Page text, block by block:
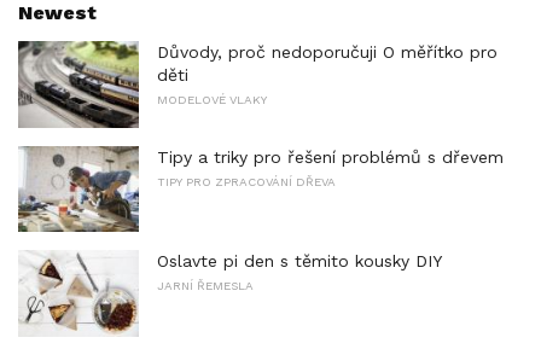
Newest
Důvody, proč nedoporučuji O měřítko pro
děti
MODELOVÉ VLAKY
Tipy a triky pro řešení problémů s dřevem
TIPY PRO ZPRACOVÁNÍ DŘEVA
Oslavte pi den s těmito kousky DIY
JARNÍ ŘEMESLA